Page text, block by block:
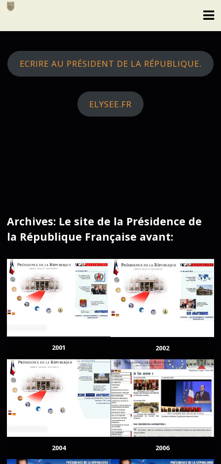
Skip
ECRIRE AU PRÉSIDENT DE LA RÉPUBLIQUE.
ELYSEE.FR
Archives: Le site de la Présidence de
la République Française avant:
2001 2002
2004 2006